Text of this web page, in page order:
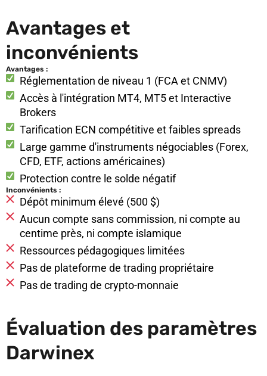
Avantages et
inconvénients
Avantages :
Réglementation de niveau 1 (FCA et CNMV)
Accès à l'intégration MT4, MT5 et Interactive
Brokers
Tarification ECN compétitive et faibles spreads
Large gamme d'instruments négociables (Forex,
CFD, ETF, actions américaines)
Protection contre le solde négatif
Inconvénients :
Dépôt minimum élevé (500 $)
Aucun compte sans commission, ni compte au
centime près, ni compte islamique
Ressources pédagogiques limitées
Pas de plateforme de trading propriétaire
Pas de trading de crypto-monnaie
Évaluation des paramètres
Darwinex